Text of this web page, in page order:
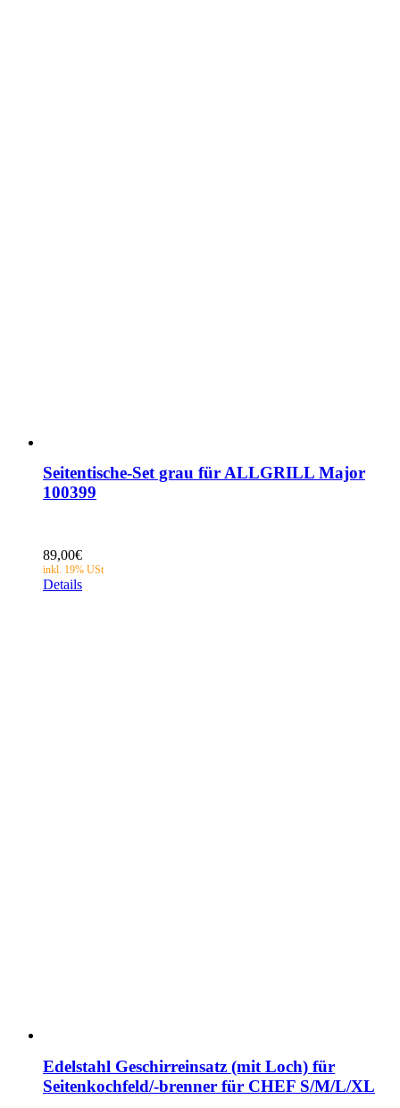
Seitentische-Set grau für ALLGRILL Major
100399
89,00€
Details
Edelstahl Geschirreinsatz (mit Loch) für
Seitenkochfeld/-brenner für CHEF S/M/L/XL